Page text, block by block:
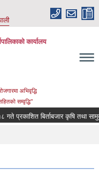
कार्यालय
अभिवृद्धि
सम्वृद्धि"
प्रकाशित बिर्ताबजार कृषि तथा